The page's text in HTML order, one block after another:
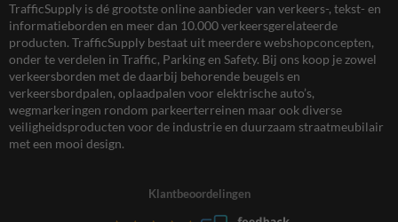
TrafficSupply is dé grootste online aanbieder van verkeers-, tekst- en
informatieborden en meer dan 10.000 verkeersgerelateerde
producten. TrafficSupply bestaat uit meerdere webshopconcepten,
onder te verdelen in Traffic, Parking en Safety. Bij ons koop je zowel
verkeersborden met de daarbij behorende beugels en
verkeersbordpalen, oplaadpalen voor elektrische auto’s,
wegmarkeringen rondom parkeerterreinen maar ook diverse
veiligheidsproducten voor de industrie en duurzaam straatmeubilair
met een mooi design.
Klantbeoordelingen